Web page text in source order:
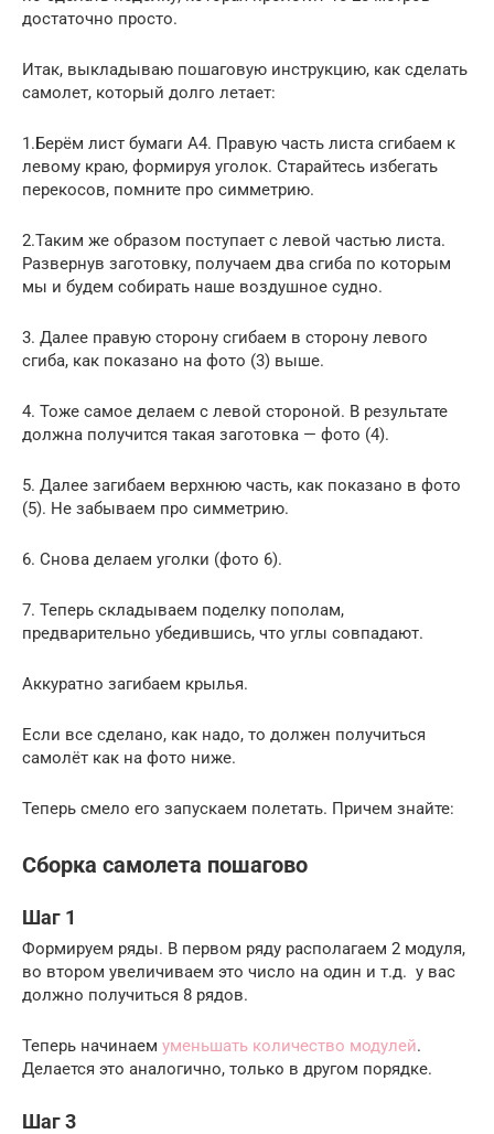
достаточно просто.
Итак, выкладываю пошаговую инструкцию, как сделать
самолет, который долго летает:
1.Берём лист бумаги А4. Правую часть листа сгибаем к
левому краю, формируя уголок. Старайтесь избегать
перекосов, помните про симметрию.
2.Таким же образом поступает с левой частью листа.
Развернув заготовку, получаем два сгиба по которым
мы и будем собирать наше воздушное судно.
3. Далее правую сторону сгибаем в сторону левого
сгиба, как показано на фото (3) выше.
4. Тоже самое делаем с левой стороной. В результате
должна получится такая заготовка — фото (4).
5. Далее загибаем верхнюю часть, как показано в фото
(5). Не забываем про симметрию.
6. Снова делаем уголки (фото 6).
7. Теперь складываем поделку пополам,
предварительно убедившись, что углы совпадают.
Аккуратно загибаем крылья.
Если все сделано, как надо, то должен получиться
самолёт как на фото ниже.
Теперь смело его запускаем полетать. Причем знайте:
Сборка самолета пошагово
Шаг 1
Формируем ряды. В первом ряду располагаем 2 модуля,
во втором увеличиваем это число на один и т.д. у вас
должно получиться 8 рядов.
Теперь начинаем уменьшать количество модулей.
Делается это аналогично, только в другом порядке.
Шаг 3